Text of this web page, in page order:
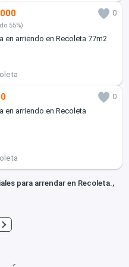
0
55%)
en arriendo en Recoleta 77m2
0
en arriendo en Recoleta
para arrendar en Recoleta.,